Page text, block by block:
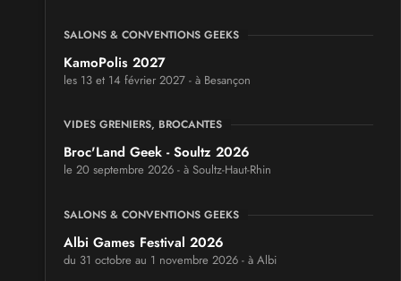
SALONS & CONVENTIONS GEEKS
KamoPolis 2027
les 13 et 14 février 2027 - à Besançon
VIDES GRENIERS, BROCANTES
Broc'Land Geek - Soultz 2026
le 20 septembre 2026 - à Soultz-Haut-Rhin
SALONS & CONVENTIONS GEEKS
Albi Games Festival 2026
du 31 octobre au 1 novembre 2026 - à Albi